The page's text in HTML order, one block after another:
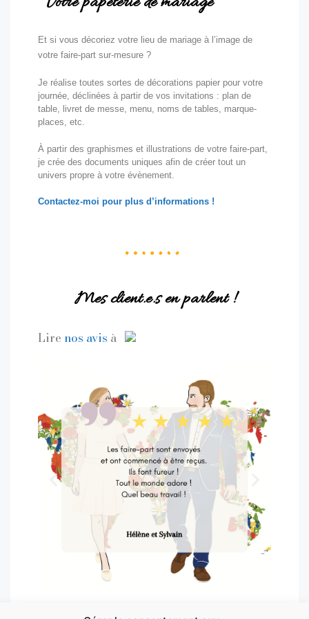
Et si vous décoriez votre lieu de mariage à l’image de
votre faire-part sur-mesure ?
Je réalise toutes sortes de décorations papier pour votre
journée, déclinées à partir de vos invitations : plan de
table, livret de messe, menu, noms de tables, marque-
places, etc.
À partir des graphismes et illustrations de votre faire-part,
je crée des documents uniques afin de créer tout un
univers propre à votre évènement.
Contactez-moi pour plus d’informations !
Mes client.e.s en parlent !
Lire nos avis à